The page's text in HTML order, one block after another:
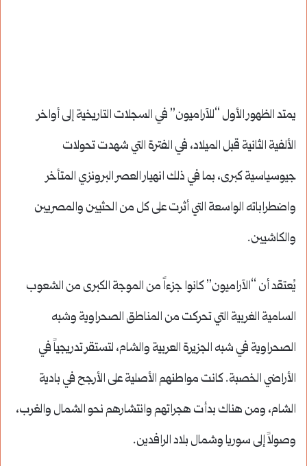
يمتد الظهور الأول “للآراميون” في السجلات التاريخية إلى أواخر
الألفية الثانية قبل الميلاد، في الفترة التي شهدت تحولات
جيوسياسية كبرى، بما في ذلك انهيار العصر البرونزي المتأخر
واضطراباته الواسعة التي أثرت على كل من الحثيين والمصريين
والكاشيين.
يُعتقد أن “الآراميون” كانوا جزءاً من الموجة الكبرى من الشعوب
السامية الغربية التي تحركت من المناطق الصحراوية وشبه
الصحراوية في شبه الجزيرة العربية والشام، لتستقر تدريجياً في
الأراضي الخصبة. كانت مواطنهم الأصلية على الأرجح في بادية
الشام، ومن هناك بدأت هجراتهم وانتشارهم نحو الشمال والغرب،
وصولاً إلى سوريا وشمال بلاد الرافدين.